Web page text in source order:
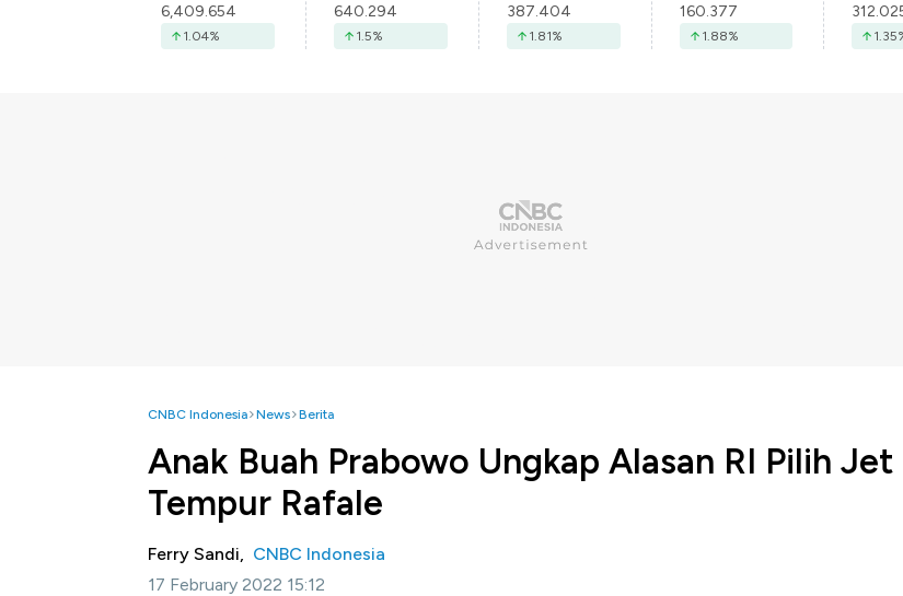
6,409.654
1.04%
640.294
1.5%
387.404
1.81%
160.377
1.88% 1.35
CNBC Indonesia News Berita
Anak Buah Prabowo Ungkap Alasan RI Pilih Jet
Tempur Rafale
Ferry Sandi, CNBC Indonesia
17 February 2022 15:12